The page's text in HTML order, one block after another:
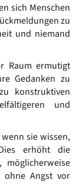
sich Menschen
zu
und niemand
Raum ermutigt
Gedanken zu
konstruktiven
und
sie wissen,
erhöht die
möglicherweise
ohne Angst vor